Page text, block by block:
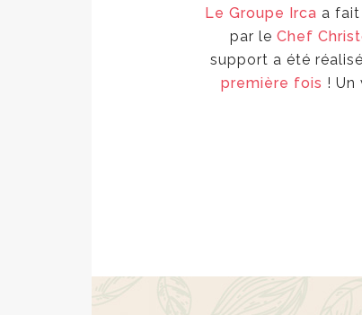
Le Groupe Irca a
par le Chef
support a été
première fois ! Un